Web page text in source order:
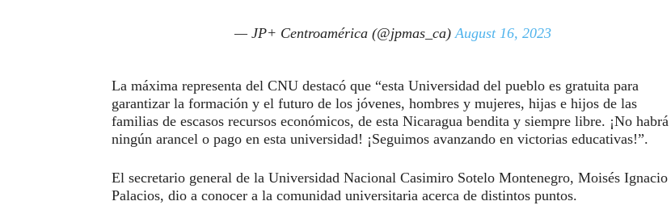
— JP+ Centroamérica (@jpmas_ca) August 16, 2023
La máxima representa del CNU destacó que “esta Universidad del pueblo es gratuita para
garantizar la formación y el futuro de los jóvenes, hombres y mujeres, hijas e hijos de las
familias de escasos recursos económicos, de esta Nicaragua bendita y siempre libre. ¡No habrá
ningún arancel o pago en esta universidad! ¡Seguimos avanzando en victorias educativas!”.
El secretario general de la Universidad Nacional Casimiro Sotelo Montenegro, Moisés Ignacio
Palacios, dio a conocer a la comunidad universitaria acerca de distintos puntos.